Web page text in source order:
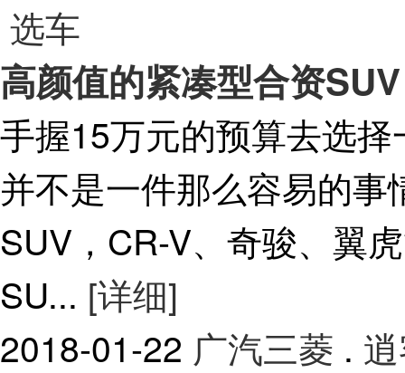
选车
高颜值的紧凑型合资
手握15万元的预算去选
并不是一件那么容易的
SUV，CR-V、奇骏、翼
SU... [详细]
2018-01-22 广汽三菱 .